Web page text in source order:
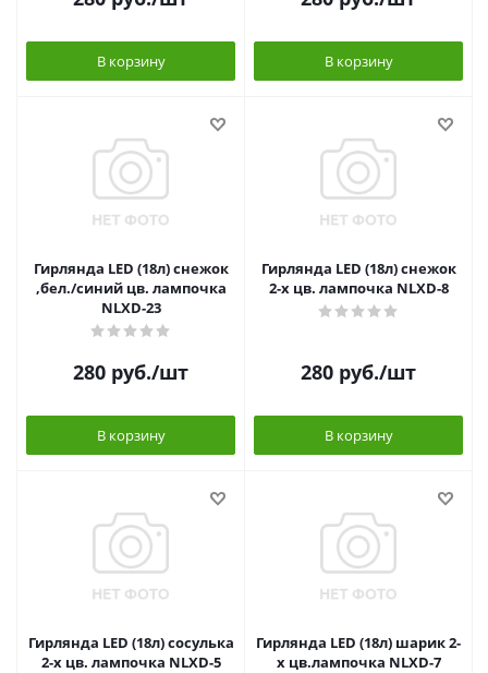
В корзину В корзину
Гирлянда LED (18л) снежок
,бел./синий цв. лампочка
NLXD-23
280 руб./шт
В корзину
Гирлянда LED (18л) снежок
2-х цв. лампочка NLXD-8
280 руб./шт
В корзину
Гирлянда LED (18л) сосулька
2-х цв. лампочка NLXD-5
Гирлянда LED (18л) шарик 2-
х цв.лампочка NLXD-7